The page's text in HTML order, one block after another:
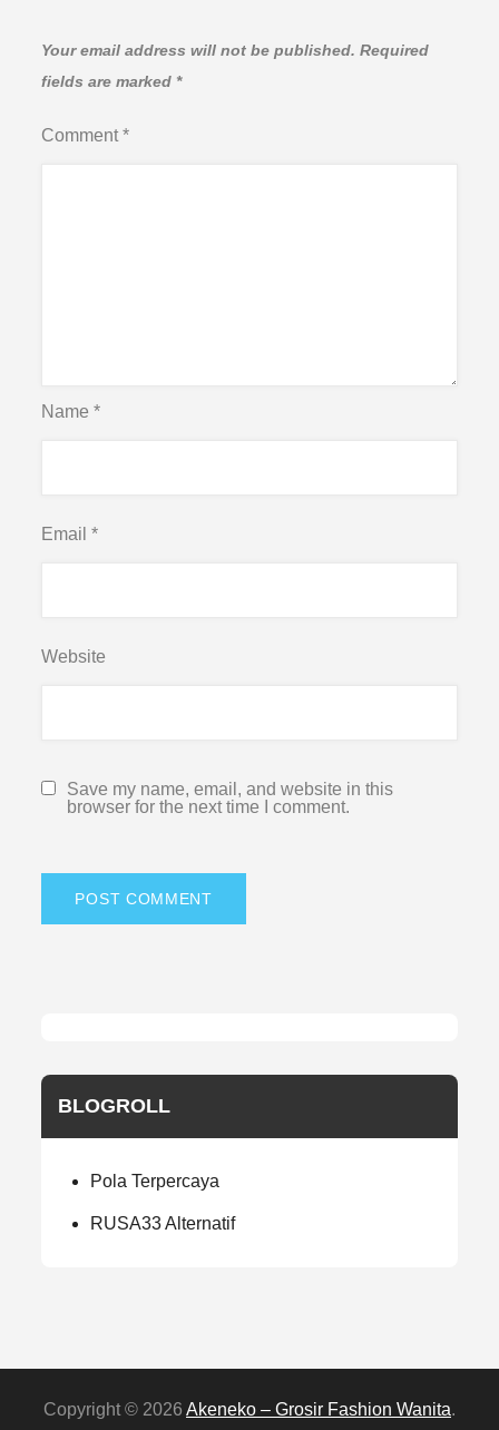
Your email address will not be published. Required
fields are marked *
Comment*
Name*
Email*
Website
Save my name, email, and website in this
browser for the next time I comment.
BLOGROLL
Pola Terpercaya
RUSA33 Alternatif
Copyright © 2026 Akeneko – Grosir Fashion Wanita.